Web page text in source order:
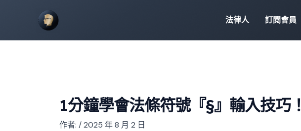
法律人 訂閱會員
1分鐘學會法條符號『§』輸入技巧！
作者: /2025 年 8 月 2 日